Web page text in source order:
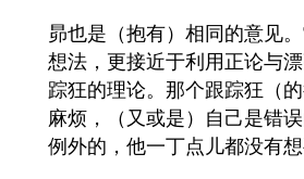
昴也是（抱有）相同的意见
想法，更接近于利用正论与
踪狂的理论。那个跟踪狂（的
麻烦，（又或是）自己是错
例外的，他一丁点儿都没有想